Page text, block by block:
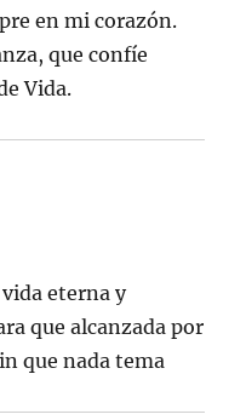
en mi corazón.
que confíe
Vida.
eterna y
que alcanzada por
que nada tema